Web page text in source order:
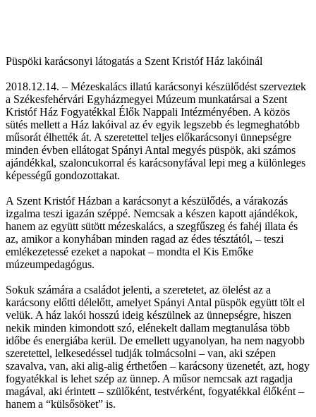
Püspöki karácsonyi látogatás a Szent Kristóf Ház lakóinál
2018.12.14. – Mézeskalács illatú karácsonyi készülődést szerveztek
a Székesfehérvári Egyházmegyei Múzeum munkatársai a Szent
Kristóf Ház Fogyatékkal Élők Nappali Intézményében. A közös
sütés mellett a Ház lakóival az év egyik legszebb és legmeghatóbb
műsorát élhették át. A szeretettel teljes előkarácsonyi ünnepségre
minden évben ellátogat Spányi Antal megyés püspök, aki számos
ajándékkal, szaloncukorral és karácsonyfával lepi meg a különleges
képességű gondozottakat.
A Szent Kristóf Házban a karácsonyt a készülődés, a várakozás
izgalma teszi igazán széppé. Nemcsak a készen kapott ajándékok,
hanem az együtt sütött mézeskalács, a szegfűszeg és fahéj illata és
az, amikor a konyhában minden ragad az édes tésztától, – teszi
emlékezetessé ezeket a napokat – mondta el Kis Emőke
múzeumpedagógus.
Sokuk számára a családot jelenti, a szeretetet, az ölelést az a
karácsony előtti délelőtt, amelyet Spányi Antal püspök együtt tölt el
velük. A ház lakói hosszú ideig készülnek az ünnepségre, hiszen
nekik minden kimondott szó, elénekelt dallam megtanulása több
időbe és energiába kerül. De emellett ugyanolyan, ha nem nagyobb
szeretettel, lelkesedéssel tudják tolmácsolni – van, aki szépen
szavalva, van, aki alig-alig érthetően – karácsony üzenetét, azt, hogy
fogyatékkal is lehet szép az ünnep. A műsor nemcsak azt ragadja
magával, aki érintett – szülőként, testvérként, fogyatékkal élőként –
hanem a “külsősöket” is.